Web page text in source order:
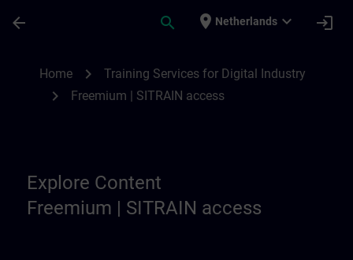
arrow_back search place Netherlands expand_more login
Home chevron_right Training Services for Digital Industry
chevron_right Freemium | SITRAIN access
Explore Content
Freemium | SITRAIN access